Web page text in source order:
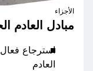
الأجزاء
مبادل العادم
استرجاع فعال
العادم